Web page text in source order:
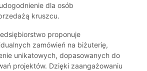
dla osób
kruszcu.
proponuje
zamówień na biżuterię,
unikatowych, dopasowanych do
projektów. Dzięki zaangażowaniu